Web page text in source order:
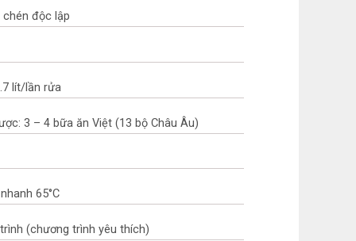
chén độc lập
lít/lần rửa
3 – 4 bữa ăn Việt (13 bộ Châu Âu)
65°C
(chương trình yêu thích)